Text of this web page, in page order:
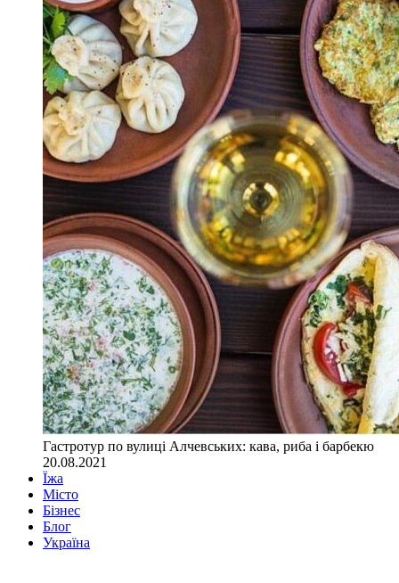
Гастротур по вулиці Алчевських: кава, риба і барбекю
20.08.2021
Їжа
Місто
Бізнес
Блог
Україна